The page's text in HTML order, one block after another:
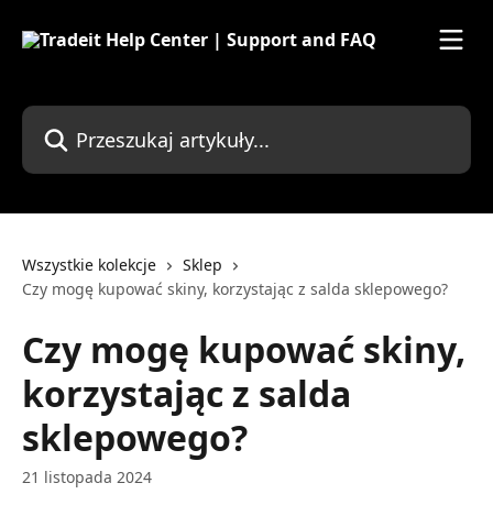
Przeszukaj artykuły...
Wszystkie kolekcje
Sklep
Czy mogę kupować skiny, korzystając z salda sklepowego?
Czy mogę kupować skiny,
korzystając z salda
sklepowego?
21 listopada 2024